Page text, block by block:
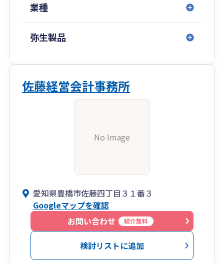
業種
弥生製品
佐藤経営会計事務所
No Image
愛知県豊橋市佐藤四丁目３１番３
Googleマップを確認
お問い合わせ
紹介無料
検討リストに追加